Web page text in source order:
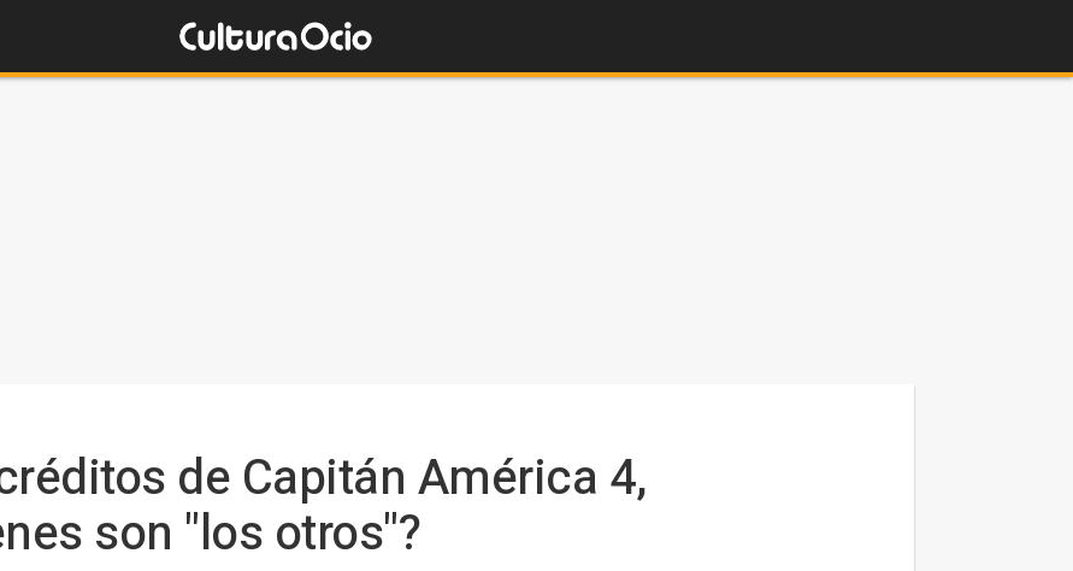
de Capitán América 4,
son "los otros"?